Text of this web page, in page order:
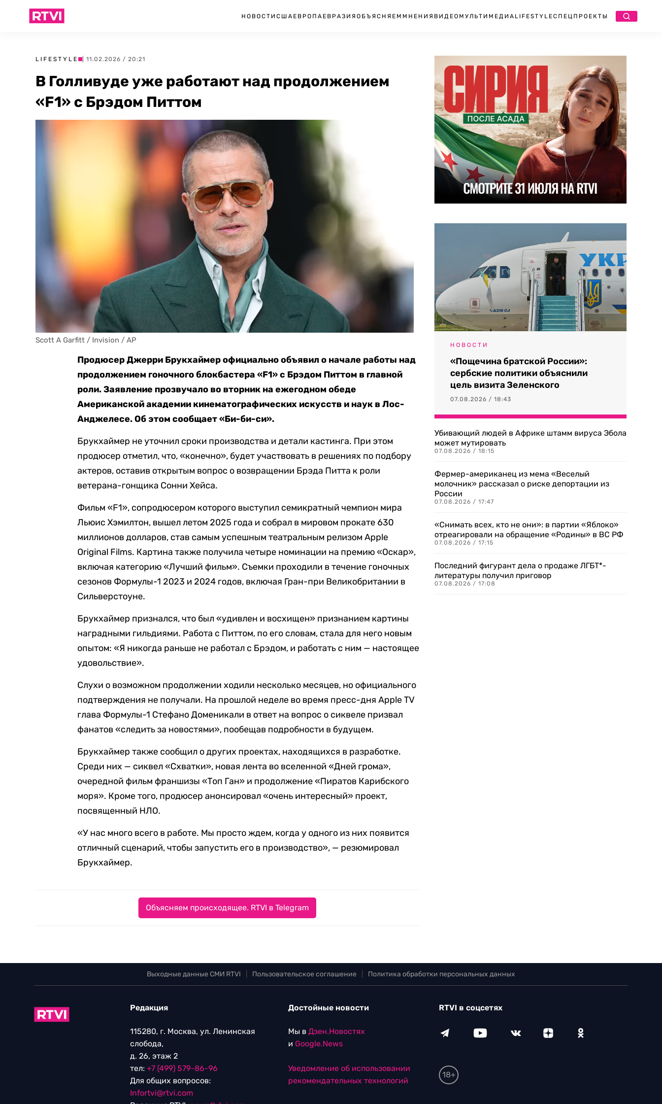
НОВОСТИ США ЕВРОПА ЕВРАЗИЯ ОБЪЯСНЯЕМ МНЕНИЯ ВИДЕО МУЛЬТИМЕДИА LIFESTYLEСПЕЦПРОЕКТЫ
LIFESTYLE | 11.02.2026 / 20:21
В Голливуде уже работают над продолжением
«F1» с Брэдом Питтом
Scott A Garfitt / Invision / AP
Продюсер Джерри Брукхаймер официально объявил о начале работы над
продолжением гоночного блокбастера «F1» с Брэдом Питтом в главной
роли. Заявление прозвучало во вторник на ежегодном обеде
Американской академии кинематографических искусств и наук в Лос-
Анджелесе. Об этом сообщает «Би-би-си».
Брукхаймер не уточнил сроки производства и детали кастинга. При этом
продюсер отметил, что, «конечно», будет участвовать в решениях по подбору
актеров, оставив открытым вопрос о возвращении Брэда Питта к роли
ветерана-гонщика Сонни Хейса.
Фильм «F1», сопродюсером которого выступил семикратный чемпион мира
Льюис Хэмилтон, вышел летом 2025 года и собрал в мировом прокате 630
миллионов долларов, став самым успешным театральным релизом Apple
Original Films. Картина также получила четыре номинации на премию «Оскар»,
включая категорию «Лучший фильм». Съемки проходили в течение гоночных
сезонов Формулы-1 2023 и 2024 годов, включая Гран-при Великобритании в
Сильверстоуне.
Брукхаймер признался, что был «удивлен и восхищен» признанием картины
наградными гильдиями. Работа с Питтом, по его словам, стала для него новым
опытом: «Я никогда раньше не работал с Брэдом, и работать с ним — настоящее
удовольствие».
Слухи о возможном продолжении ходили несколько месяцев, но официального
подтверждения не получали. На прошлой неделе во время пресс-дня Apple TV
глава Формулы-1 Стефано Доменикали в ответ на вопрос о сиквеле призвал
фанатов «следить за новостями», пообещав подробности в будущем.
Брукхаймер также сообщил о других проектах, находящихся в разработке.
Среди них — сиквел «Схватки», новая лента во вселенной «Дней грома»,
очередной фильм франшизы «Топ Ган» и продолжение «Пиратов Карибского
моря». Кроме того, продюсер анонсировал «очень интересный» проект,
посвященный НЛО.
«У нас много всего в работе. Мы просто ждем, когда у одного из них появится
отличный сценарий, чтобы запустить его в производство», — резюмировал
Брукхаймер.
Объясняем происходящее. RTVI в Telegram
НОВОСТИ
«Пощечина братской России»:
сербские политики объяснили
цель визита Зеленского
07.08.2026 / 18:43
Убивающий людей в Африке штамм вируса Эбола
может мутировать
07.08.2026 / 18:15
Фермер-американец из мема «Веселый
молочник» рассказал о риске депортации из
России
07.08.2026 / 17:47
«Снимать всех, кто не они»: в партии «Яблоко»
отреагировали на обращение «Родины» в ВС РФ
07.08.2026 / 17:15
Последний фигурант дела о продаже ЛГБТ*-
литературы получил приговор
07.08.2026 / 17:08
Выходные данные СМИ RTVI Пользовательское соглашение Политика обработки персональных данных
Редакция
115280, г. Москва, ул. Ленинская
слобода,
д. 26, этаж 2
тел: +7 (499) 579-86-96
Для общих вопросов:
Infortvi@rtvi.com
Достойные новости
Мы в Дзен.Новостях
и Google.News
Уведомление об использовании
рекомендательных технологий
RTVI в соцсетях
18+